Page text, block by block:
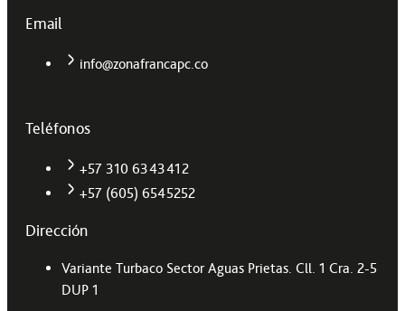
Email
info@zonafrancapc.co
Teléfonos
+57 310 6343412
+57 (605) 6545252
Dirección
Variante Turbaco Sector Aguas Prietas. Cll. 1 Cra. 2-5
DUP 1